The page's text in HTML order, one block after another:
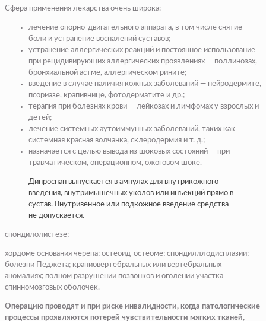
Сфера применения лекарства очень широка:
лечение опорно-двигательного аппарата, в том числе снятие
боли и устранение воспалений суставов;
устранение аллергических реакций и постоянное использование
при рецидивирующих аллергических проявлениях — поллинозах,
бронхиальной астме, аллергическом рините;
введение в случае наличия кожных заболеваний — нейродермите,
псориазе, крапивнице, фотодерматите и др.;
терапия при болезнях крови — лейкозах и лимфомах у взрослых и
детей;
лечение системных аутоиммунных заболеваний, таких как
системная красная волчанка, склеродермия и т. д.;
назначается с целью вывода из шоковых состояний — при
травматическом, операционном, ожоговом шоке.
Дипроспан выпускается в ампулах для внутрикожного
введения, внутримышечных уколов или инъекций прямо в
сустав. Внутривенное или подкожное введение средства
не допускается.
спондилолистезе;
хордоме основания черепа; остеоид-остеоме; спондилллодисплазии;
болезни Педжета; краниовертебральных или вертебральных
аномалиях; полном разрушении позвонков и оголении участка
спинномозговых оболочек.
Операцию проводят и при риске инвалидности, когда патологические
процессы проявляются потерей чувствительности мягких тканей,